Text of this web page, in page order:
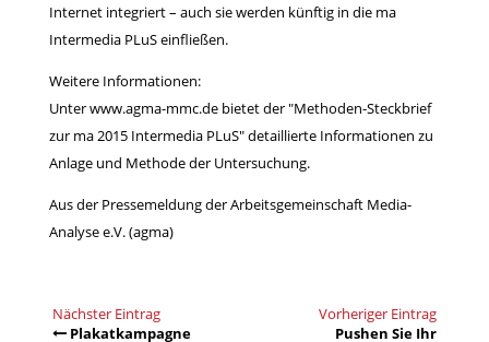
Internet integriert – auch sie werden künftig in die ma
Intermedia PLuS einfließen.
Weitere Informationen:
Unterwww.agma-mmc.debietet der "Methoden-Steckbrief
zur ma 2015 Intermedia PLuS" detaillierte Informationen zu
Anlage und Methode der Untersuchung.
Aus der Pressemeldung derArbeitsgemeinschaft Media-
Analyse e.V. (agma)
Nächster Eintrag
Plakatkampagne
Vorheriger Eintrag
Pushen Sie Ihr